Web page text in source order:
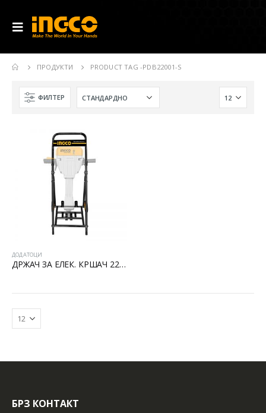
ПРОДУКТИ PRODUCT TAG -PDB22001-S
ФИЛТЕР
ДОДАТОЦИ
ДРЖАЧ ЗА ЕЛЕК. КРШАЧ 2200W
БРЗ КОНТАКТ